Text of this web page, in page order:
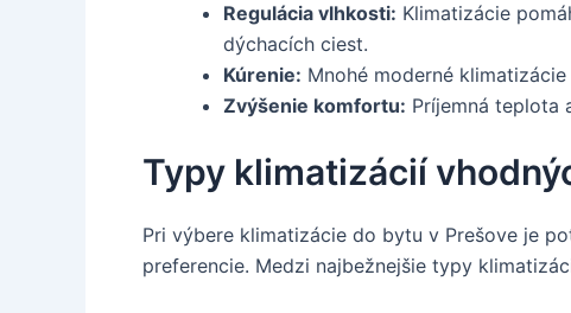
Regulácia vlhkosti: Klimatizácie
dýchacích ciest.
Kúrenie: Mnohé moderné
Zvýšenie komfortu: Príjemná teplota
Typy klimatizácií
Pri výbere klimatizácie do bytu v Prešove je
preferencie. Medzi najbežnejšie typy